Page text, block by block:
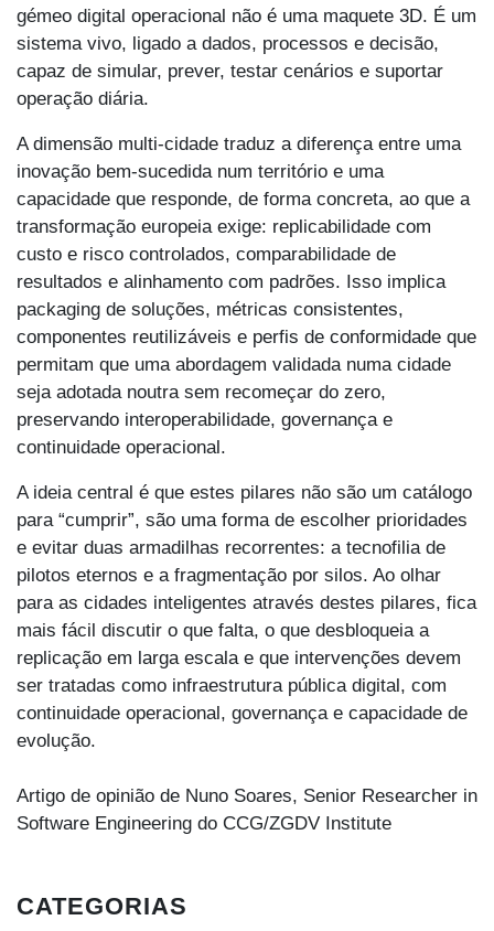
gémeo digital operacional não é uma maquete 3D. É um
sistema vivo, ligado a dados, processos e decisão,
capaz de simular, prever, testar cenários e suportar
operação diária.
A dimensão multi-cidade traduz a diferença entre uma
inovação bem-sucedida num território e uma
capacidade que responde, de forma concreta, ao que a
transformação europeia exige: replicabilidade com
custo e risco controlados, comparabilidade de
resultados e alinhamento com padrões. Isso implica
packaging de soluções, métricas consistentes,
componentes reutilizáveis e perfis de conformidade que
permitam que uma abordagem validada numa cidade
seja adotada noutra sem recomeçar do zero,
preservando interoperabilidade, governança e
continuidade operacional.
A ideia central é que estes pilares não são um catálogo
para “cumprir”, são uma forma de escolher prioridades
e evitar duas armadilhas recorrentes: a tecnofilia de
pilotos eternos e a fragmentação por silos. Ao olhar
para as cidades inteligentes através destes pilares, fica
mais fácil discutir o que falta, o que desbloqueia a
replicação em larga escala e que intervenções devem
ser tratadas como infraestrutura pública digital, com
continuidade operacional, governança e capacidade de
evolução.
Artigo de opinião de Nuno Soares, Senior Researcher in
Software Engineering do CCG/ZGDV Institute
CATEGORIAS